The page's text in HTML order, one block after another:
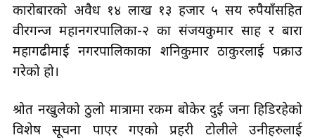
कारोबारको अवैध १४ लाख १३ हजार ५ सय रुपैयाँसहित
वीरगन्ज महानगरपालिका-२ का संजयकुमार साह र बारा
महागढीमाई नगरपालिकाका शनिकुमार ठाकुरलाई पक्राउ
गरेको हो।
श्रोत नखुलेको ठुलो मात्रामा रकम बोकेर दुई जना हिडिरहेको
विशेष सूचना पाएर गएको प्रहरी टोलीले उनीहरुलाई